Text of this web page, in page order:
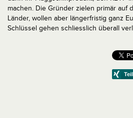
machen. Die Gründer zielen primär auf
Länder, wollen aber längerfristig ganz
Schlüssel gehen schliesslich überall